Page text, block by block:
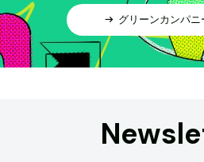
グリーンカンパニ